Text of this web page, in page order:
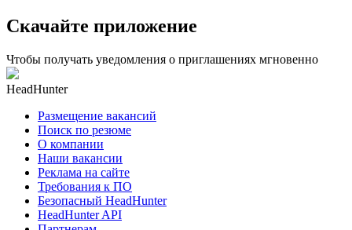
Скачайте приложение
Чтобы получать уведомления о приглашениях мгновенно
HeadHunter
Размещение вакансий
Поиск по резюме
О компании
Наши вакансии
Реклама на сайте
Требования к ПО
Безопасный HeadHunter
HeadHunter API